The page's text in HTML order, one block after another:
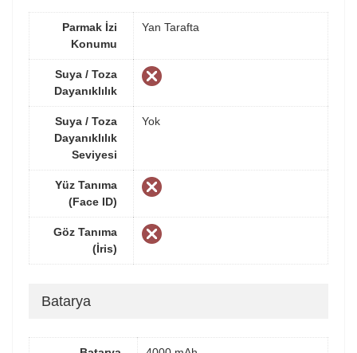
Parmak İzi
Konumu
Yan Tarafta
Suya / Toza
Dayanıklılık
Suya / Toza
Dayanıklılık
Seviyesi
Yok
Yüz Tanıma
(Face ID)
Göz Tanıma
(İris)
Batarya